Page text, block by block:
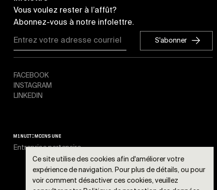
Vous voulez rester à l’affût?
Abonnez-vous à notre infolettre.
S'abonner
S'abonner
FACEBOOK
INSTAGRAM
LINKEDIN
Entreprise partenaire
Ce site utilise des cookies afin d'améliorer votre
expérience de navigation. Pour plus de détails, ou pour
voir comment désactiver ces cookies, veuillez